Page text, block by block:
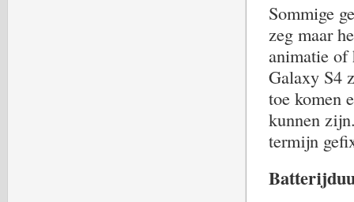
Sommige
zeg maar
animatie of
Galaxy S4
toe komen
kunnen
termijn